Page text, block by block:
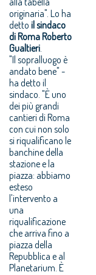
originaria". Lo ha
detto il sindaco
di Roma Roberto
Gualtieri
"Il sopralluogo è
andato bene" -
ha detto il
sindaco. "È uno
dei più grandi
cantieri di Roma
con cui non solo
si riqualificano le
banchine della
stazione e la
piazza: abbiamo
esteso
l'intervento a
una
riqualificazione
che arriva fino a
piazza della
Repubblica e al
Planetarium. È
dicembre, e
un'altra parte in
coda che verrà
realizzata dopo il
Giubileo, ma
questo era già
previsto nel
Dpcm. Si
procede
secondo la
tabella di
marcia, anzi, con
un po' di
anticipo rispetto
alla tabella
originaria. Nel
senso che il
secondo lotto
funzionale sarà